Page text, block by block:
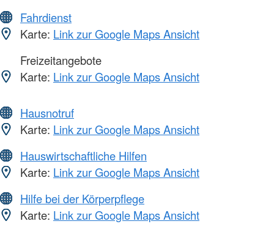
Fahrdienst
Karte: Link zur Google Maps Ansicht
Freizeitangebote
Karte: Link zur Google Maps Ansicht
Hausnotruf
Karte: Link zur Google Maps Ansicht
Hauswirtschaftliche Hilfen
Karte: Link zur Google Maps Ansicht
Hilfe bei der Körperpflege
Karte: Link zur Google Maps Ansicht